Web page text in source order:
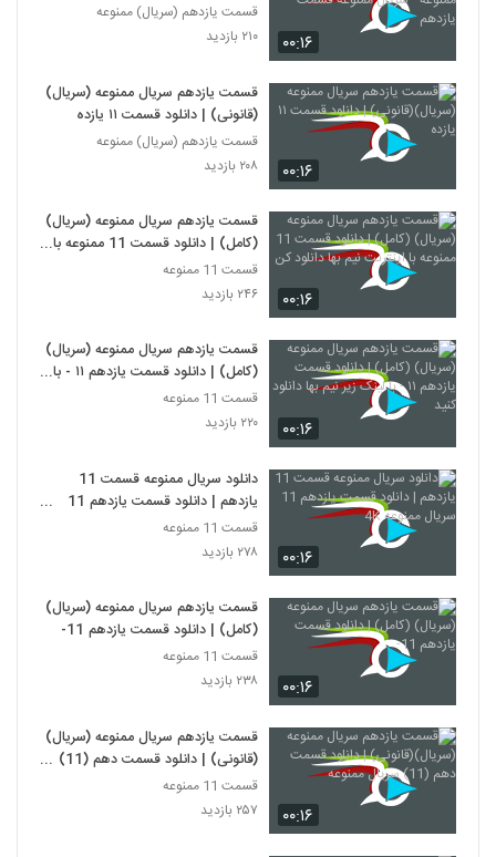
۰۰:۱۶
سریال ممنوعه قسمت یازدهم
قسمت یازدهم (سریال) ممنوعه
۲۱۰ بازدید
۰۰:۱۶
قسمت یازدهم سریال ممنوعه (سریال)
(قانونی) | دانلود قسمت ۱۱ یازده
قسمت یازدهم (سریال) ممنوعه
۲۰۸ بازدید
۰۰:۱۶
قسمت یازدهم سریال ممنوعه (سریال)
(کامل) | دانلود قسمت 11 ممنوعه با
اینترنت نیم بها دانلود کن
قسمت 11 ممنوعه
۲۴۶ بازدید
۰۰:۱۶
قسمت یازدهم سریال ممنوعه (سریال)
(کامل) | دانلود قسمت یازدهم ۱۱ - با
لینک زیر نیم بها دانلود کنید
قسمت 11 ممنوعه
۲۲۰ بازدید
۰۰:۱۶
دانلود سریال ممنوعه قسمت 11
یازدهم | دانلود قسمت یازدهم 11
سریال ممنوعه 4K
قسمت 11 ممنوعه
۲۷۸ بازدید
۰۰:۱۶
قسمت یازدهم سریال ممنوعه (سریال)
(کامل) | دانلود قسمت یازدهم 11-
قسمت 11 ممنوعه
۲۳۸ بازدید
۰۰:۱۶
قسمت یازدهم سریال ممنوعه (سریال)
(قانونی) | دانلود قسمت دهم (11)
سریال ممنوعه
قسمت 11 ممنوعه
۲۵۷ بازدید